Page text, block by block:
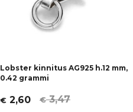
Lobster kinnitus AG925 h.12 mm,
0.42 grammi
€3,47
Algne
€ 2,60
Current